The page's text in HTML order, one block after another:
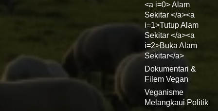
<a i=0> Alam
Sekitar </a><a
i=1>Tutup Alam
Sekitar </a><a
i=2>Buka Alam
Sekitar</a>
Dokumentari &
Filem Vegan
Veganisme
Melangkaui Politik